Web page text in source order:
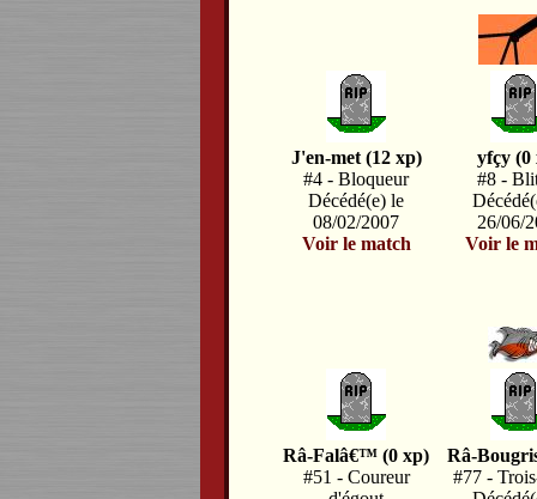
J'en-met (12 xp)
#4 - Bloqueur
Décédé(e) le
08/02/2007
Voir le match
yfçy (0
#8 -
26/06/
Voir le
Râ-Falâ€™ (0 xp)
#51 - Coureur
Râ-
#77 -